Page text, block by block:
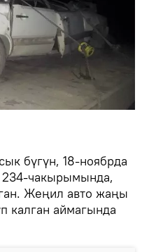
бүгүн, 18-ноябрда
234-чакырымында,
Жеңил авто жаңы
калган аймагында